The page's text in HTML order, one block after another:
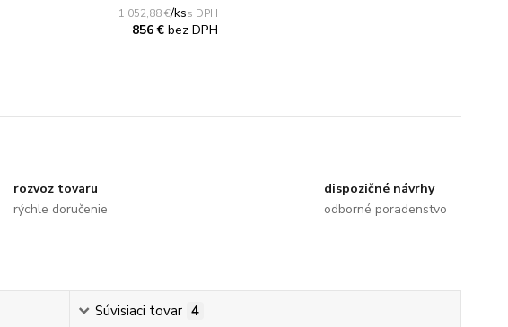
1 052,88 €/ks
856 €bez DPH
rozvoz tovaru
rýchle doručenie
dispozičné návrhy
odborné poradenstvo
Súvisiaci tovar 4